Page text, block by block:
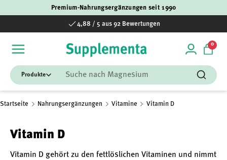
Premium-Nahrungsergänzungen seit 1990
Versandkostenfrei ab 50€
Einloggen
00
Suchen
Suchen
Startseite Nahrungsergänzungen Vitamine Vitamin D
Vitamin D
Vitamin D gehört zu den fettlöslichen Vitaminen und nimmt